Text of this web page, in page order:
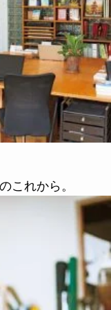
これから。